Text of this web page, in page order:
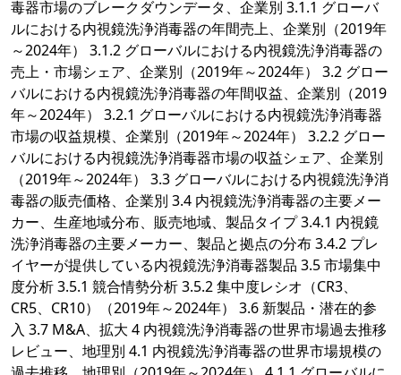
毒器市場のブレークダウンデータ、企業別 3.1.1 グローバ
ルにおける内視鏡洗浄消毒器の年間売上、企業別（2019年
～2024年） 3.1.2 グローバルにおける内視鏡洗浄消毒器の
売上・市場シェア、企業別（2019年～2024年） 3.2 グロー
バルにおける内視鏡洗浄消毒器の年間収益、企業別（2019
年～2024年） 3.2.1 グローバルにおける内視鏡洗浄消毒器
市場の収益規模、企業別（2019年～2024年） 3.2.2 グロー
バルにおける内視鏡洗浄消毒器市場の収益シェア、企業別
（2019年～2024年） 3.3 グローバルにおける内視鏡洗浄消
毒器の販売価格、企業別 3.4 内視鏡洗浄消毒器の主要メー
カー、生産地域分布、販売地域、製品タイプ 3.4.1 内視鏡
洗浄消毒器の主要メーカー、製品と拠点の分布 3.4.2 プレ
イヤーが提供している内視鏡洗浄消毒器製品 3.5 市場集中
度分析 3.5.1 競合情勢分析 3.5.2 集中度レシオ（CR3、
CR5、CR10）（2019年～2024年） 3.6 新製品・潜在的参
入 3.7 M&A、拡大 4 内視鏡洗浄消毒器の世界市場過去推移
レビュー、地理別 4.1 内視鏡洗浄消毒器の世界市場規模の